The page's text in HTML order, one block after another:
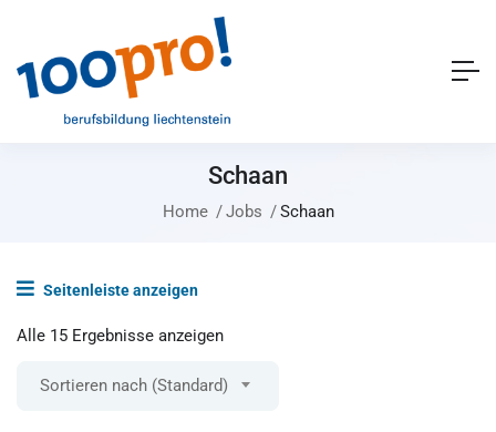
Schaan
Home Jobs Schaan
Seitenleiste anzeigen
Alle 15 Ergebnisse anzeigen
Sortieren nach (Standard)